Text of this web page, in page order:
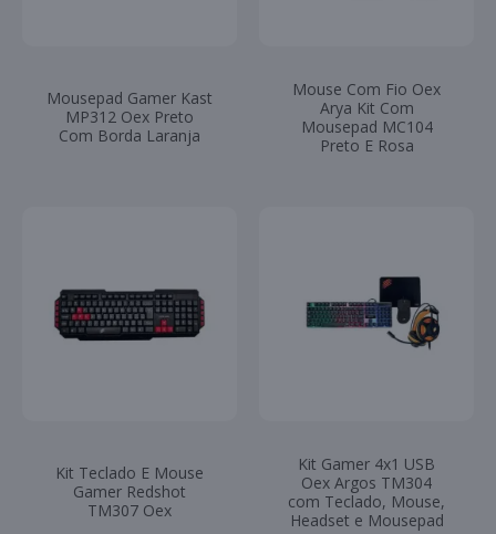
Mousepad Gamer Kast
MP312 Oex Preto
Com Borda Laranja
Mouse Com Fio Oex
Arya Kit Com
Mousepad MC104
Preto E Rosa
Kit Teclado E Mouse
Gamer Redshot
TM307 Oex
Kit Gamer 4x1 USB
Oex Argos TM304
com Teclado, Mouse,
Headset e Mousepad